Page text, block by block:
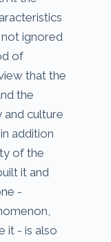
ignored
of
that the
the
and culture
addition
of the
it and
-
it - is also